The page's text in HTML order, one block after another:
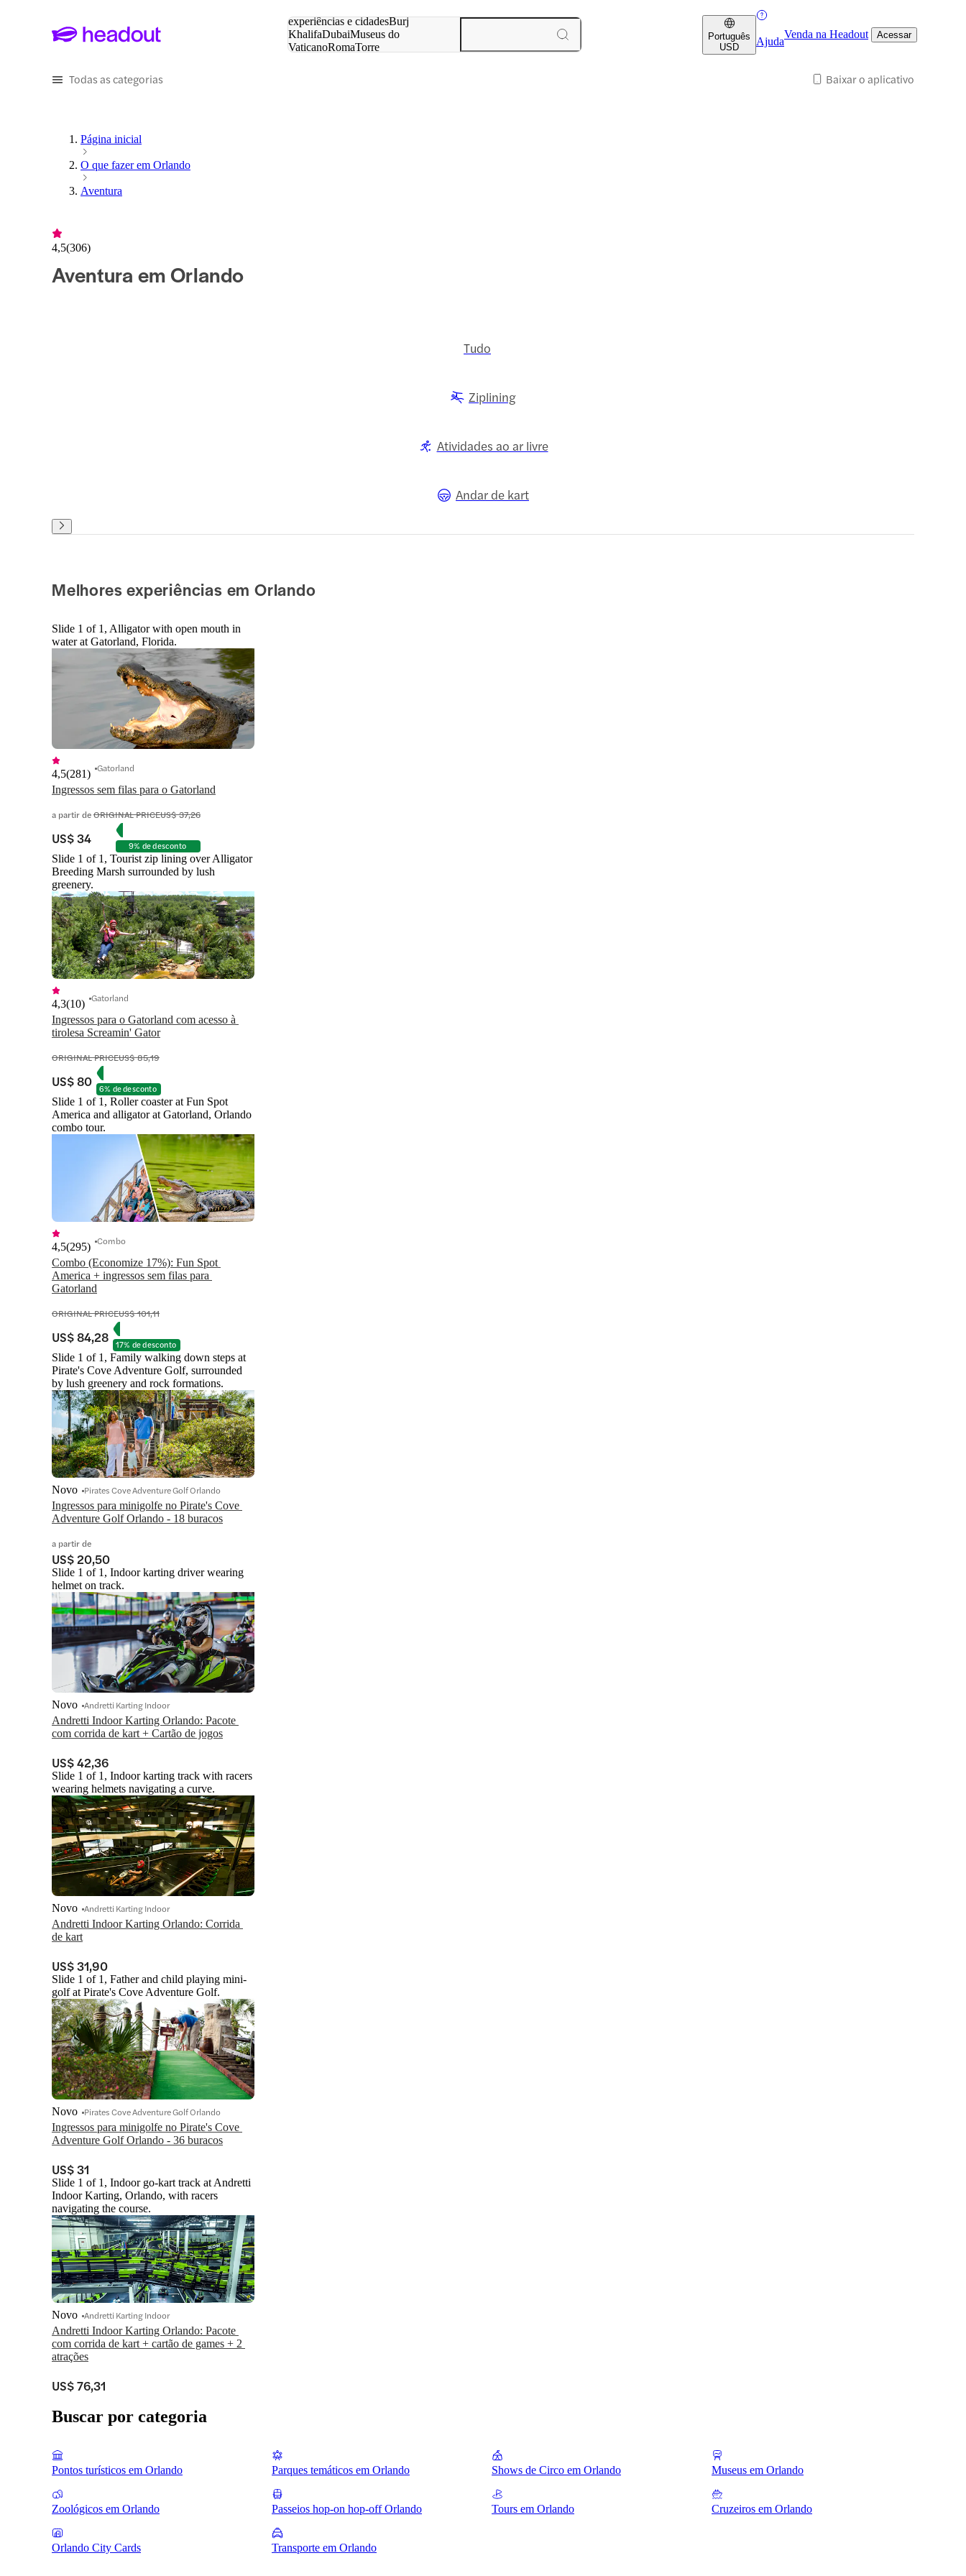
experiências e cidadesBurj
KhalifaDubaiMuseus do
VaticanoRomaTorre
Português
USD
Ajuda
Venda na Headout Acessar
Todas as categorias Baixar o aplicativo
Página inicial
O que fazer em Orlando
Aventura
4,5(306)
Aventura em Orlando
Tudo
Ziplining
Atividades ao ar livre
Andar de kart
Melhores experiências em Orlando
Slide 1 of 1, Alligator with open mouth in
water at Gatorland, Florida.
Ingressos sem filas para o Gatorland
4,5(281) Gatorland
a partir deORIGINAL PRICEUS$ 37,26
US$ 34 9% de desconto
Slide 1 of 1, Tourist zip lining over Alligator
Breeding Marsh surrounded by lush
greenery.
Ingressos para o Gatorland com acesso à
tirolesa Screamin' Gator
4,3(10) Gatorland
ORIGINAL PRICEUS$ 85,19
US$ 80 6% de desconto
Slide 1 of 1, Roller coaster at Fun Spot
America and alligator at Gatorland, Orlando
combo tour.
Combo (Economize 17%): Fun Spot
America + ingressos sem filas para
Gatorland
4,5(295) Combo
ORIGINAL PRICEUS$ 101,11
US$ 84,28 17% de desconto
Slide 1 of 1, Family walking down steps at
Pirate's Cove Adventure Golf, surrounded
by lush greenery and rock formations.
Ingressos para minigolfe no Pirate's Cove
Adventure Golf Orlando - 18 buracos
Novo Pirates Cove Adventure Golf Orlando
a partir de
US$ 20,50
Slide 1 of 1, Indoor karting driver wearing
helmet on track.
Andretti Indoor Karting Orlando: Pacote
com corrida de kart + Cartão de jogos
Novo Andretti Karting Indoor
US$ 42,36
Slide 1 of 1, Indoor karting track with racers
wearing helmets navigating a curve.
Andretti Indoor Karting Orlando: Corrida
de kart
Novo Andretti Karting Indoor
US$ 31,90
Slide 1 of 1, Father and child playing mini-
golf at Pirate's Cove Adventure Golf.
Ingressos para minigolfe no Pirate's Cove
Adventure Golf Orlando - 36 buracos
Novo Pirates Cove Adventure Golf Orlando
US$ 31
Slide 1 of 1, Indoor go-kart track at Andretti
Indoor Karting, Orlando, with racers
navigating the course.
Andretti Indoor Karting Orlando: Pacote
com corrida de kart + cartão de games + 2
atrações
Novo Andretti Karting Indoor
US$ 76,31
Buscar por categoria
Pontos turísticos em Orlando Parques temáticos em Orlando Shows de Circo em Orlando Museus em Orlando
Zoológicos em Orlando Passeios hop-on hop-off Orlando Tours em Orlando Cruzeiros em Orlando
Orlando City Cards Transporte em Orlando